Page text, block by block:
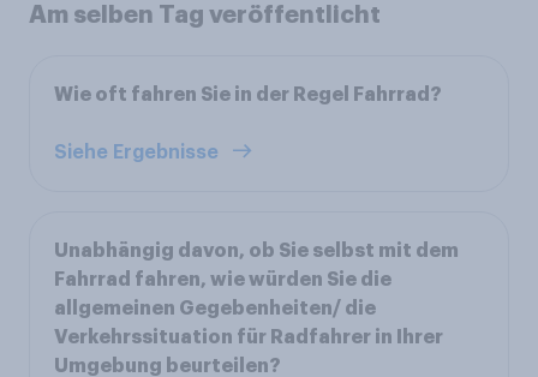
Am selben Tag veröffentlicht
Wie oft fahren Sie in der Regel Fahrrad?
Siehe Ergebnisse
Unabhängig davon, ob Sie selbst mit dem
Fahrrad fahren, wie würden Sie die
allgemeinen Gegebenheiten/ die
Verkehrssituation für Radfahrer in Ihrer
Umgebung beurteilen?